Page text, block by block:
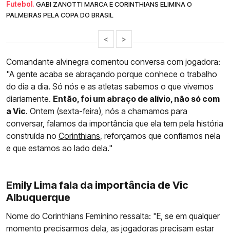
Futebol. GABI ZANOTTI MARCA E CORINTHIANS ELIMINA O
PALMEIRAS PELA COPA DO BRASIL
< >
Comandante alvinegra comentou conversa com jogadora:
"A gente acaba se abraçando porque conhece o trabalho
do dia a dia. Só nós e as atletas sabemos o que vivemos
diariamente. Então, foi um abraço de alívio, não só com
a Vic. Ontem (sexta-feira), nós a chamamos para
conversar, falamos da importância que ela tem pela história
construída no Corinthians, reforçamos que confiamos nela
e que estamos ao lado dela."
Emily Lima fala da importância de Vic
Albuquerque
Nome do Corinthians Feminino ressalta: "E, se em qualquer
momento precisarmos dela, as jogadoras precisam estar